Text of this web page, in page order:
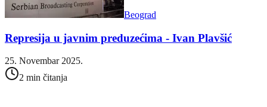
Beograd
Represija u javnim preduzećima - Ivan Plavšić
25. Novembar 2025.
2 min čitanja